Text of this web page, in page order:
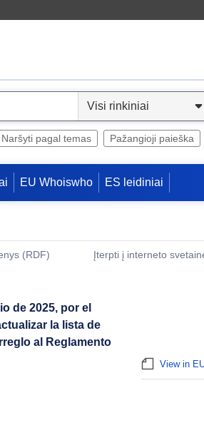
Naršyti pagal temas Pažangioji paieška
EU Whoiswho ES leidiniai
(RDF)
Įterpti į interneto
de 2025, por el
la lista de
al Reglamento
View in